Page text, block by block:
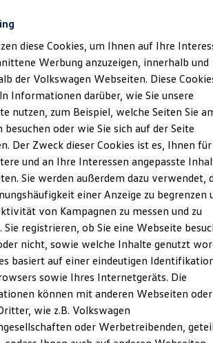
der ID. Modelle
im Winter
unterwegs
Zuhause
finden
und Lebensdauer
Kauf
Förderung
und Konnektivität
Software Versionen und Updates
Extras
zu Ihrem ID.
stich.de
Geschlossen
Ansprechpartner
im
diese Cookies, um Ihnen auf Ihre
Werbung anzuzeigen, innerhalb und
der Volkswagen Webseiten. Diese
Informationen darüber, wie Sie unsere
nutzen, zum Beispiel, welche Seiten Sie
besuchen oder wie Sie sich auf der Seite
Der Zweck dieser Cookies ist es, Ihnen für
und an Ihre Interessen angepasste
Sie werden außerdem dazu verwendet,
einer Anzeige zu begrenzen
von Kampagnen zu messen und zu
Sie registrieren, ob Sie eine Webseite
nicht, sowie welche Inhalte genutzt
basiert auf einer eindeutigen
sowie Ihres Internetgeräts. Die
können mit anderen Webseiten oder
wie z.B. Volkswagen
oder Werbetreibenden,